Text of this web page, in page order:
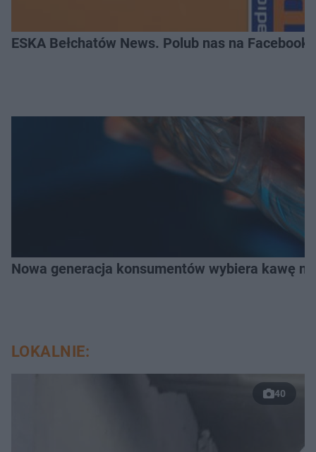
ESKA Bełchatów News. Polub nas na
Nowa generacja konsumentów wybiera kawę
LOKALNIE:
40